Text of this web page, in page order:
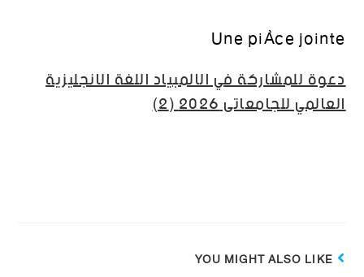
Une pièce jointe
دعوة للمشاركة في الالمبياد اللغة الانجليزية
العالمي للجامعاتى 2026 (2)
YOU MIGHT ALSO LIKE